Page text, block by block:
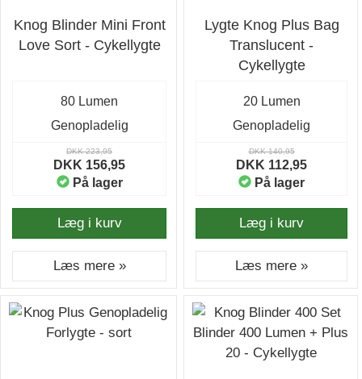
Knog Blinder Mini Front
Love Sort - Cykellygte
80 Lumen
Genopladelig
DKK 223,95
DKK 156,95
På lager
Læg i kurv
Læs mere »
Lygte Knog Plus Bag
Translucent -
Cykellygte
20 Lumen
Genopladelig
DKK 140,95
DKK 112,95
På lager
Læg i kurv
Læs mere »